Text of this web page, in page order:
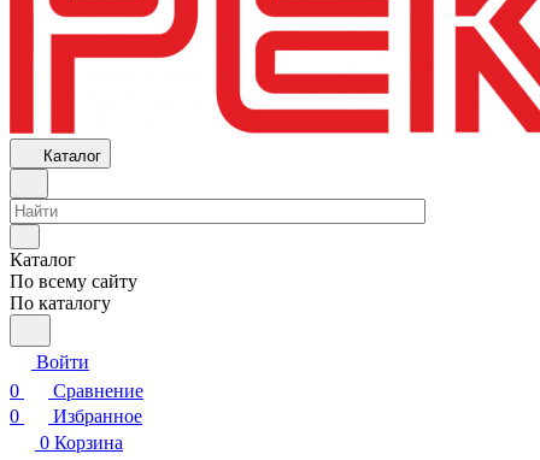
Каталог
Каталог
По всему сайту
По каталогу
Войти
0
Сравнение
0
Избранное
0 Корзина